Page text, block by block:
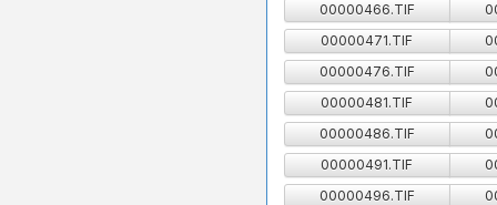
00000466.TIF
00000471.TIF
00000476.TIF
00000481.TIF
00000486.TIF
00000491.TIF
00000496.TIF